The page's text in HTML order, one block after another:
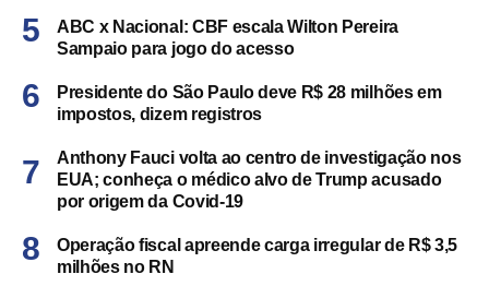
ABC x Nacional: CBF escala Wilton Pereira
Sampaio para jogo do acesso
Presidente do São Paulo deve R$ 28 milhões em
impostos, dizem registros
Anthony Fauci volta ao centro de investigação nos
EUA; conheça o médico alvo de Trump acusado
por origem da Covid-19
Operação fiscal apreende carga irregular de R$ 3,5
milhões no RN